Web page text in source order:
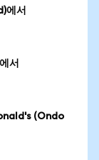
에서
서
(Ondo